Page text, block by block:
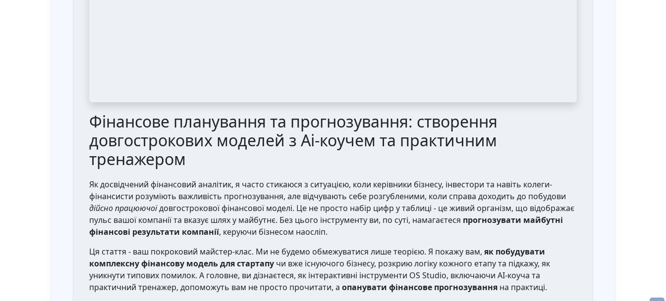
Фінансове планування та прогнозування: створення
довгострокових моделей з Ai-коучем та практичним
тренажером
Як досвідчений фінансовий аналітик, я часто стикаюся з ситуацією, коли керівники бізнесу, інвестори та навіть колеги-
фінансисти розуміють важливість прогнозування, але відчувають себе розгубленими, коли справа доходить до побудови
дійсно працюючоїдовгострокової фінансової моделі. Це не просто набір цифр у таблиці - це живий організм, що відображає
пульс вашої компанії та вказує шлях у майбутнє. Без цього інструменту ви, по суті, намагаєтеся прогнозувати майбутні
фінансові результати компанії, керуючи бізнесом наосліп.
Ця стаття - ваш покроковий майстер-клас. Ми не будемо обмежуватися лише теорією. Я покажу вам, як побудувати
комплексну фінансову модель для стартапу чи вже існуючого бізнесу, розкрию логіку кожного етапу та підкажу, як
уникнути типових помилок. А головне, ви дізнаєтеся, як інтерактивні інструменти OS Studio, включаючи AI-коуча та
практичний тренажер, допоможуть вам не просто прочитати, а опанувати фінансове прогнозування на практиці.